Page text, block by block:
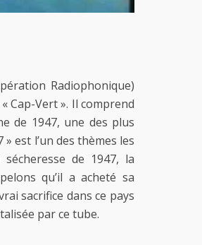
Radiophonique)
Cap-Vert ». Il comprend
de 1947, une des plus
» est l’un des thèmes les
de 1947, la
qu’il a acheté sa
sacrifice dans ce pays
par ce tube.